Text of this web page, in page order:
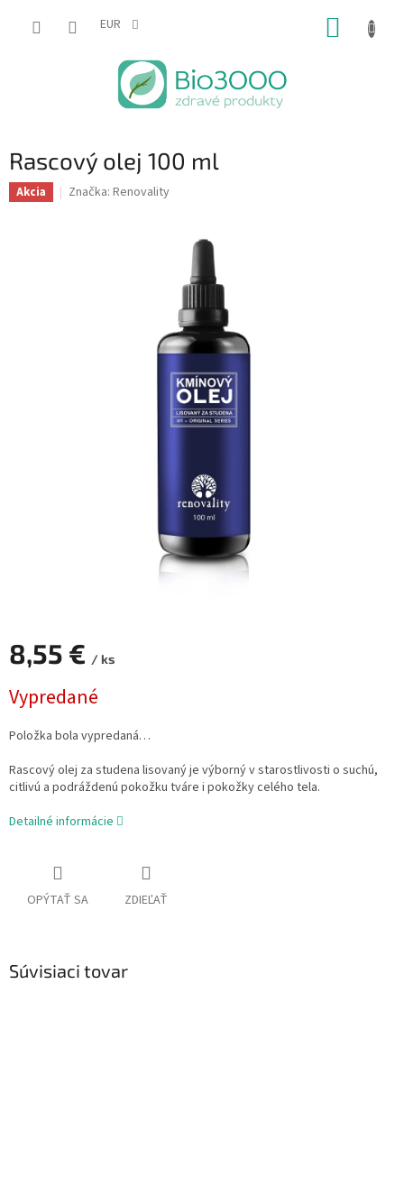
EUR
Rascový olej 100 ml
Akcia Značka: Renovality
8,55 € / ks
cena:
Vypredané
Položka bola vypredaná…
Rascový olej za studena lisovaný je výborný v starostlivosti o suchú,
citlivú a podráždenú pokožku tváre i pokožky celého tela.
Detailné informácie
OPÝTAŤ SA ZDIEĽAŤ
Súvisiaci tovar